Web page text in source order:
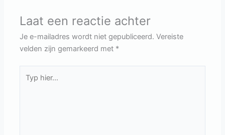
Laat een reactie achter
Je e-mailadres wordt niet gepubliceerd. Vereiste
velden zijn gemarkeerd met *
hier...